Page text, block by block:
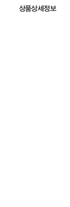
상품상세정보